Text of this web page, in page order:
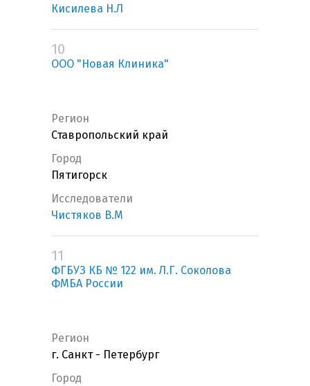
Кисилева Н.Л
10
ООО "Новая Клиника"
Регион
Ставропольский край
Город
Пятигорск
Исследователи
Чистяков В.М
11
ФГБУЗ КБ № 122 им. Л.Г. Соколова
ФМБА России
Регион
г. Санкт - Петербург
Город